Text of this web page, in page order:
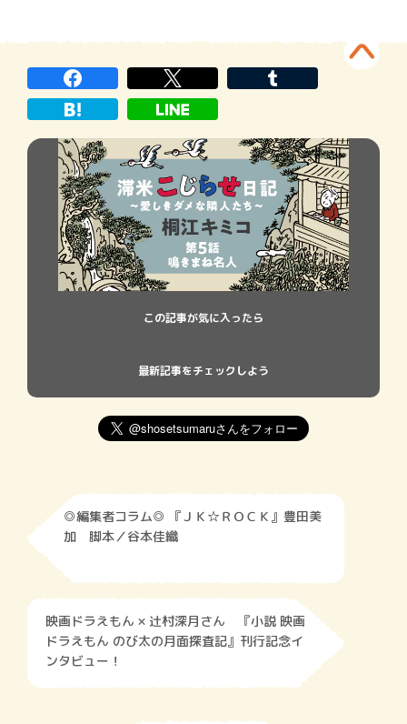
でしていたことと同じようなこと──窓を
拭いたり床を掃いたり電球を取り換えた
り、といろんな雑用をしていた。倉庫に […]
この記事が気に入ったら
最新記事をチェックしよう
◎編集者コラム◎ 『ＪＫ☆ＲＯＣＫ』豊田美
加 脚本／谷本佳織
映画ドラえもん × 辻村深月さん 『小説 映画
ドラえもん のび太の月面探査記』刊行記念イ
ンタビュー！